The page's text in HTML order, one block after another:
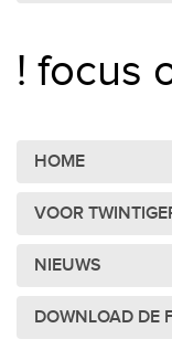
! focus
HOME
VOOR
NIEUWS
DOWNLOAD DE